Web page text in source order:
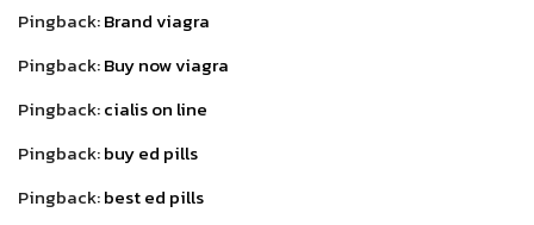
Pingback:Brand viagra
Pingback:Buy now viagra
Pingback:cialis on line
Pingback:buy ed pills
Pingback:best ed pills